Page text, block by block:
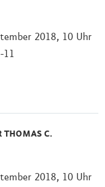
2018, 10 Uhr
11
THOMAS C.
2018, 10 Uhr